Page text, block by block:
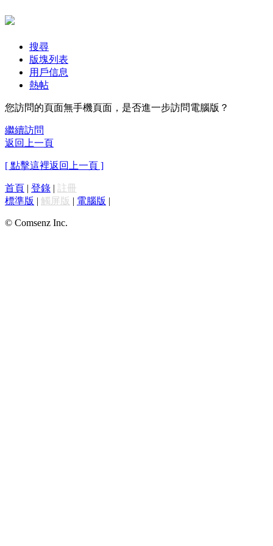
搜尋
版塊列表
用戶信息
熱帖
您訪問的頁面無手機頁面，是否進一步訪問電腦版？
繼續訪問
返回上一頁
[ 點擊這裡返回上一頁 ]
首頁 | 登錄 | 註冊
標準版 | 觸屏版 | 電腦版 |
© Comsenz Inc.